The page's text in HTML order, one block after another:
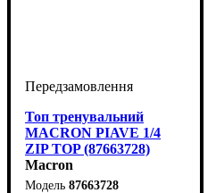
Топ тренувальний
MACRON PIAVE 1/4
ZIP TOP (87663728)
Macron
87663728